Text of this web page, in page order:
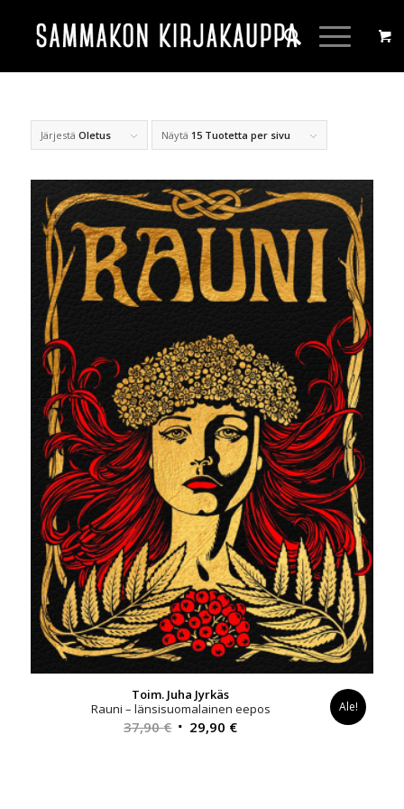
Järjestä Oletus Näytä 15 Tuotetta per sivu
Toim. Juha Jyrkäs
Rauni – länsisuomalainen eepos
37,90€ Alkuperäinen
29,90 €Nykyinen
Ale!